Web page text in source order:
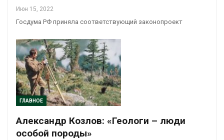
Июн 15, 2022
Госдума РФ приняла соответствующий законопроект
ГЛАВНОЕ
Александр Козлов: «Геологи – люди
особой породы»